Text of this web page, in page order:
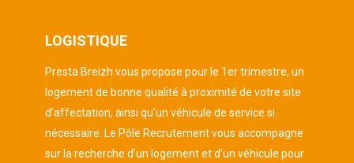
LOGISTIQUE
Presta Breizh vous propose pour le 1er trimestre, un
logement de bonne qualité à proximité de votre site
d’affectation, ainsi qu’un véhicule de service si
nécessaire. Le Pôle Recrutement vous accompagne
sur la recherche d’un logement et d’un véhicule pour